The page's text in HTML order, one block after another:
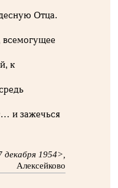
Отца.
к
и зажечься
декабря 1954>,
Алексейково